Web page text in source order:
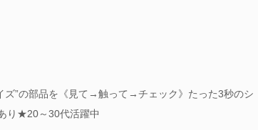
ズ”の部品を《見て→触って→チェック》たった3秒のシ
り★20～30代活躍中